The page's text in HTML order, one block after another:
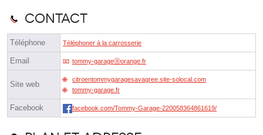
Contact
Téléphone Téléphoner à la carrosserie
Email tommy-garageⓐorange.fr
Site web
citroentommygaragesavagree.site-solocal.com
tommy-garage.fr
Facebook facebook.com/Tommy-Garage-220058364861619/